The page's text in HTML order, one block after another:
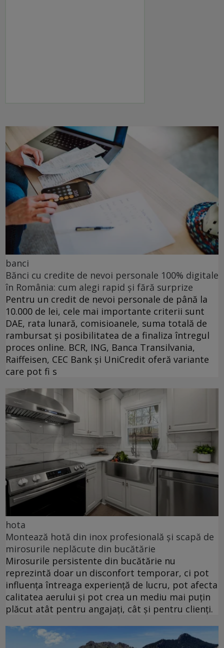
banci
Bănci cu credite de nevoi personale 100% digitale
în România: cum alegi rapid și fără surprize
Pentru un credit de nevoi personale de până la
10.000 de lei, cele mai importante criterii sunt
DAE, rata lunară, comisioanele, suma totală de
rambursat și posibilitatea de a finaliza întregul
proces online. BCR, ING, Banca Transilvania,
Raiffeisen, CEC Bank și UniCredit oferă variante
care pot fi s
hota
Montează hotă din inox profesională și scapă de
mirosurile neplăcute din bucătărie
Mirosurile persistente din bucătărie nu
reprezintă doar un disconfort temporar, ci pot
influența întreaga experiență de lucru, pot afecta
calitatea aerului și pot crea un mediu mai puțin
plăcut atât pentru angajați, cât și pentru clienți.